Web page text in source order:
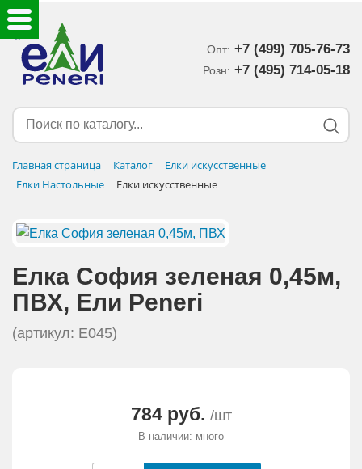
Опт: +7 (499) 705-76-73
Розн: +7 (495) 714-05-18‬
Главная страница Каталог
Елки искусственные
Елки Настольные
Елки искусственные
Елка София зеленая 0,45м,
ПВХ, Eли Peneri
(артикул: E045)
784 руб. /шт
В наличии: много
ЕЛКИ ИСКУССТВЕННЫЕ
ЕЛОЧНЫЕ УКРАШЕНИЯ
ДОСТАВКА В РЕГИОНЫ
ДОСТАВКА
ОПЛАТА
О КОМПАНИИ